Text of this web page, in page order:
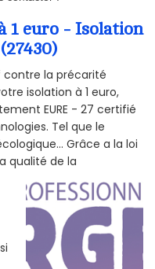
1 euro - Isolation
contre la précarité
isolation à 1 euro,
EURE - 27 certifié
Tel que le
Grâce a la loi
qualité de la